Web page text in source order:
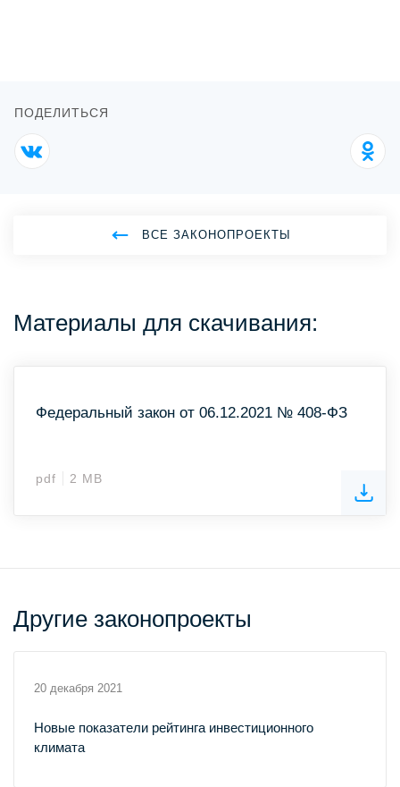
ВСЕ ЗАКОНОПРОЕКТЫ
ПОДЕЛИТЬСЯ
Материалы для скачивания:
Федеральный закон от 06.12.2021 № 408-ФЗ
pdf 2 MB
Другие законопроекты
20 декабря 2021
Новые показатели рейтинга инвестиционного
климата